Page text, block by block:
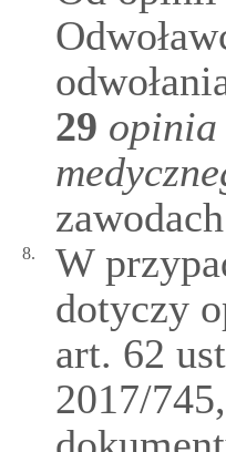
29 opinia
8.
W
dotyczy
art. 62
2017/